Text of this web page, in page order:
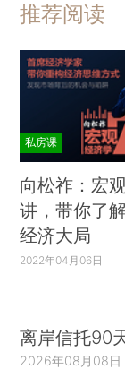
推荐阅读
私房课
向松祚：宏
讲，带你了
经济大局
2022年04月06日
离岸信托90
2026年08月08日